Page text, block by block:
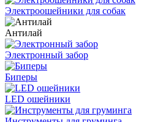
Электроошейники для собак
Антилай
Электронный забор
Биперы
LED ошейники